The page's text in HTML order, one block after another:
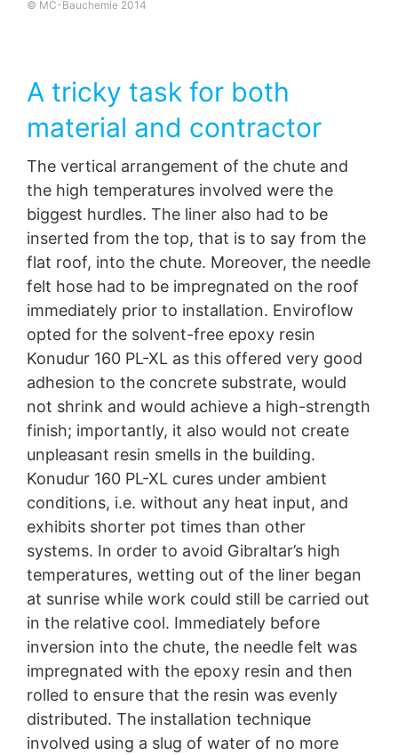
© MC-Bauchemie 2014
A tricky task for both
material and contractor
The vertical arrangement of the chute and
the high temperatures involved were the
biggest hurdles. The liner also had to be
inserted from the top, that is to say from the
flat roof, into the chute. Moreover, the needle
felt hose had to be impregnated on the roof
immediately prior to installation. Enviroflow
opted for the solvent-free epoxy resin
Konudur 160 PL-XL as this offered very good
adhesion to the concrete substrate, would
not shrink and would achieve a high-strength
finish; importantly, it also would not create
unpleasant resin smells in the building.
Konudur 160 PL-XL cures under ambient
conditions, i.e. without any heat input, and
exhibits shorter pot times than other
systems. In order to avoid Gibraltar’s high
temperatures, wetting out of the liner began
at sunrise while work could still be carried out
in the relative cool. Immediately before
inversion into the chute, the needle felt was
impregnated with the epoxy resin and then
rolled to ensure that the resin was evenly
distributed. The installation technique
involved using a slug of water of no more